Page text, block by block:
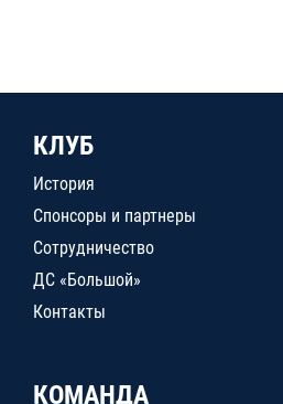
КЛУБ
История
Спонсоры и партнеры
Сотрудничество
ДС «Большой»
Контакты
КОМАНДА